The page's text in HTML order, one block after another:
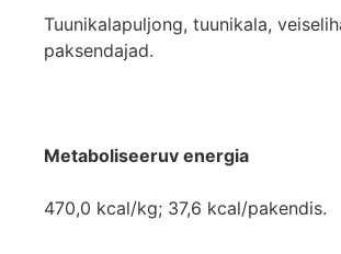
Tuunikalapuljong, tuunikala,
paksendajad.
Metaboliseeruv energia
470,0 kcal/kg; 37,6 kcal/pakendis.